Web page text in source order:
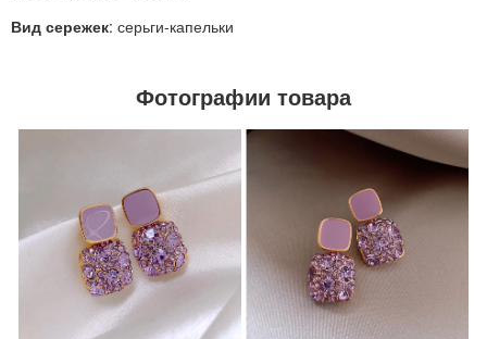
Вид сережек: серьги-капельки
Фотографии товара